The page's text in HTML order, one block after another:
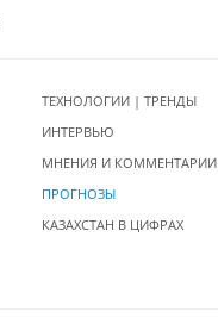
ТЕХНОЛОГИИ | ТРЕНДЫ
ИНТЕРВЬЮ
МНЕНИЯ И КОММЕНТАРИИ
ПРОГНОЗЫ
КАЗАХСТАН В ЦИФРАХ